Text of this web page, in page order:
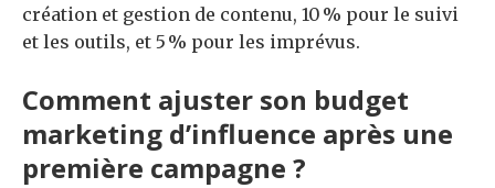
création et gestion de contenu, 10 % pour le suivi
et les outils, et 5 % pour les imprévus.
Comment ajuster son budget
marketing d’influence après une
première campagne ?